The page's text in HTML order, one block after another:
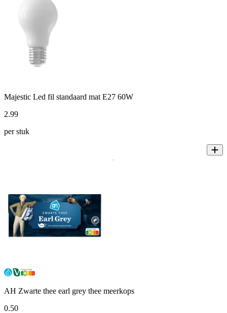
Majestic Led fil standaard mat E27 60W
2.99
per stuk
AH Zwarte thee earl grey thee meerkops
0.50